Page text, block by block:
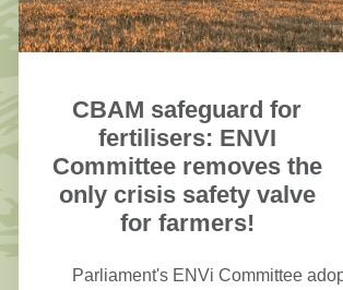
CBAM safeguard for
fertilisers: ENVI
Committee removes the
only crisis safety valve
for farmers!
Parliament's ENVi Committee